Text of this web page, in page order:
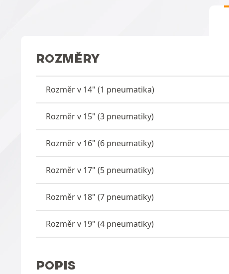
ROZMĚRY
Rozměr v 14" (1 pneumatika)
Rozměr v 15" (3 pneumatiky)
Rozměr v 16" (6 pneumatiky)
Rozměr v 17" (5 pneumatiky)
Rozměr v 18" (7 pneumatiky)
Rozměr v 19" (4 pneumatiky)
POPIS